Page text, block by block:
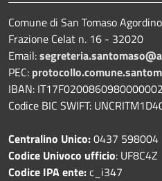
Comune di San Tomaso
Frazione Celat n. 16 - 32020
Email:
PEC:
IBAN:
Codice BIC SWIFT:
Centralino Unico:0437 598004
Codice Univoco ufficio: UF8C4Z
Codice IPA ente:c_i347